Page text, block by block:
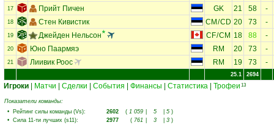
17 Прийт Пичен GK 21 58 -
18 Стен Кивистик CM /CD 20 73 -
19 Джейден Нельсон CF/CM 18 88 -
20 Юно Паармяэ RM 20 73 -
21 Лиивик Роос RM 19 73 -
25.1 2694
Игроки Матчи Сделки События Финансы Статистика Трофеи 13
Показатели команды:
• Рейтинг силы команды (Vs): 2602 ( 1 059 5 5 )
• Сила 11-ти лучших (s11): 2977 ( 761 3 3 )